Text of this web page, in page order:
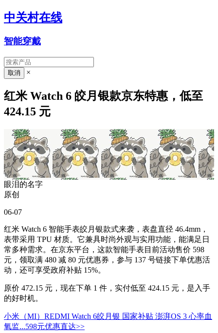
中关村在线
智能穿戴
×
红米 Watch 6 皎月银款京东特惠，低至
424.15 元
眼泪的名字
原创
06-07
红米 Watch 6 智能手表皎月银款式来袭，表盘直径 46.4mm，
表带采用 TPU 材质。它兼具时尚外观与实用功能，能满足日
常多种需求。在京东平台，这款智能手表目前活动售价 598
元，领取满 480 减 80 元优惠券，参与 137 号链接下单优惠活
动，还可享受政府补贴 15%。
原价 472.15 元，现在下单 1 件，实付低至 424.15 元，是入手
的好时机。
小米（MI）REDMI Watch 6皎月银 国家补贴 澎湃OS 3 心率血
氧监...598元优惠直达>>